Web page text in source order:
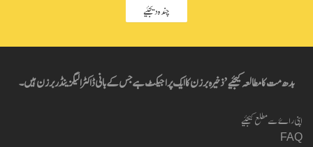
چندہ دیجئیے
بدھ مت کا مطالعہ کیجئیے’ ذخیرہ برزن کا ایک پراجیکٹ ہے جس کے بانی ڈاکٹر الیگزینڈر برزن ہیں۔
اپنی راۓ سے مطلع کیجئیے
FAQ